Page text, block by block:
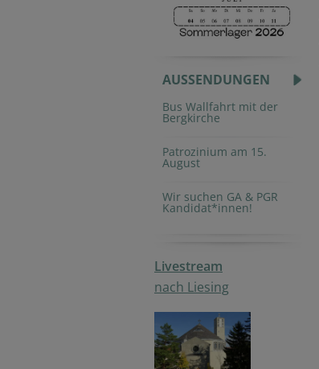
AUSSENDUNGEN
Bus Wallfahrt mit der
Bergkirche
Patrozinium am 15.
August
Wir suchen GA & PGR
Kandidat*innen!
Livestream
nach Liesing